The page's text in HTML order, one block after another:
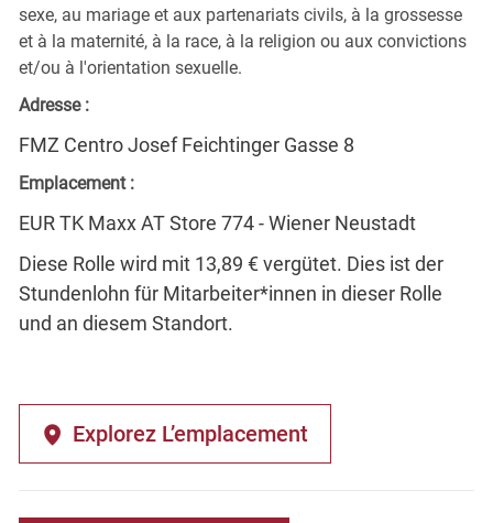
sexe, au mariage et aux partenariats civils, à la grossesse
et à la maternité, à la race, à la religion ou aux convictions
et/ou à l'orientation sexuelle.
Adresse :
FMZ Centro Josef Feichtinger Gasse 8
Emplacement :
EUR TK Maxx AT Store 774 - Wiener Neustadt
Diese Rolle wird mit 13,89 € vergütet. Dies ist der
Stundenlohn für Mitarbeiter*innen in dieser Rolle
und an diesem Standort.
Explorez L’emplacement